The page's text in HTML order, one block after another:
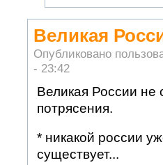
Великая
Опубликовано
- 23:42
Великая России не
потрясения.
* никакой россии
существует...